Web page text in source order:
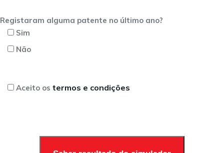
Registaram alguma patente no último ano?
Sim
Não
Aceito os termos e condições